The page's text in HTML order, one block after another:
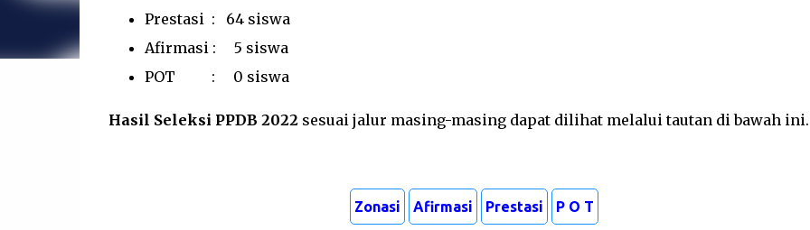
Prestasi : 64 siswa
Afirmasi : 5 siswa
POT : 0 siswa
Hasil Seleksi PPDB 2022 sesuai jalur masing-masing dapat dilihat melalui tautan di bawah ini.
Zonasi Afirmasi Prestasi P O T